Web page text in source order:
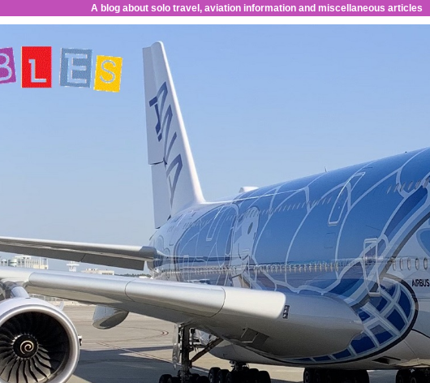
A blog about solo travel, aviation information and miscellaneous articles